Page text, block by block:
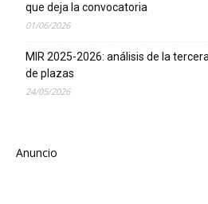
que deja la convocatoria
01/06/2026
MIR 2025-2026: análisis de la
de plazas
24/05/2026
Anuncio